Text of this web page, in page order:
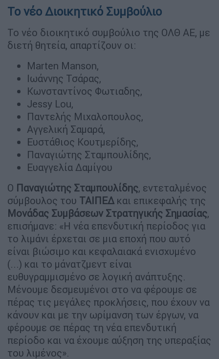
Το νέο Διοικητικό Συμβούλιο
Το νέο διοικητικό συμβούλιο της ΟΛΘ ΑΕ, με
διετή θητεία, απαρτίζουν οι:
Marten Manson,
Ιωάννης Τσάρας,
Κωνσταντίνος Φωτιαδης,
Jessy Lou,
Παντελής Μιχαλοπουλος,
Αγγελική Σαμαρά,
Ευστάθιος Κουτμερίδης,
Παναγιώτης Σταμπουλίδης,
Ευαγγελία Δαμίγου
Ο Παναγιώτης Σταμπουλίδης, εντεταλμένος
σύμβουλος του ΤΑΙΠΕΔ και επικεφαλής της
Μονάδας Συμβάσεων Στρατηγικής Σημασίας,
επισήμανε: «Η νέα επενδυτική περίοδος για
το λιμάνι έρχεται σε μια εποχή που αυτό
είναι βιώσιμο και κεφαλαιακά ενισχυμένο
(...) και το μάνατζμεντ είναι
ευθυγραμμισμένο σε λογική ανάπτυξης.
Μένουμε δεσμευμένοι στο να φέρουμε σε
πέρας τις μεγάλες προκλήσεις, που έχουν να
κάνουν και με την ωρίμανση των έργων, να
φέρουμε σε πέρας τη νέα επενδυτική
περίοδο και να έχουμε αύξηση της υπεραξίας
του λιμένος».